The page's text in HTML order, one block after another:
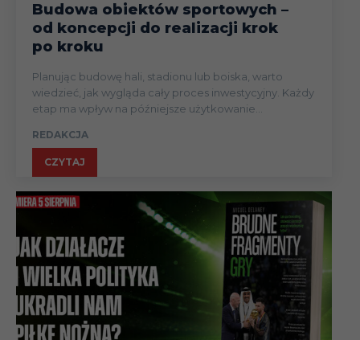
Budowa obiektów sportowych –
od koncepcji do realizacji krok
po kroku
Planując budowę hali, stadionu lub boiska, warto
wiedzieć, jak wygląda cały proces inwestycyjny. Każdy
etap ma wpływ na późniejsze użytkowanie...
REDAKCJA
CZYTAJ